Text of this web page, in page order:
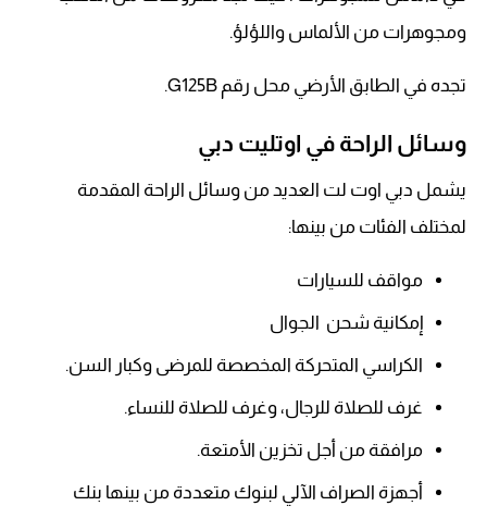
ومجوهرات من الألماس واللؤلؤ.
تجده في الطابق الأرضي محل رقم G125B.
وسائل الراحة في اوتليت دبي
يشمل دبي اوت لت العديد من وسائل الراحة المقدمة
لمختلف الفئات من بينها:
مواقف للسيارات
إمكانية شحن الجوال
الكراسي المتحركة المخصصة للمرضى وكبار السن.
غرف للصلاة للرجال، وغرف للصلاة للنساء.
مرافقة من أجل تخزين الأمتعة.
أجهزة الصراف الآلي لبنوك متعددة من بينها بنك